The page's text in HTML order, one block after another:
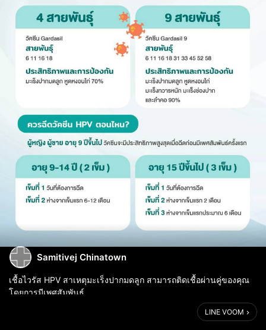
Samitivej Chinatown
เชื้อไวรัส HPV สาเหตุมะเร็งปากมดลูก สามารถติดเชื้อผ่านคู่ของคุณ
โดยการมีเพศสัมพันธ์
🤴ในผู้ชายจะช่วยป้องกันโรค และการเกิดรอยโรคมะเร็ง
LINE VOOM